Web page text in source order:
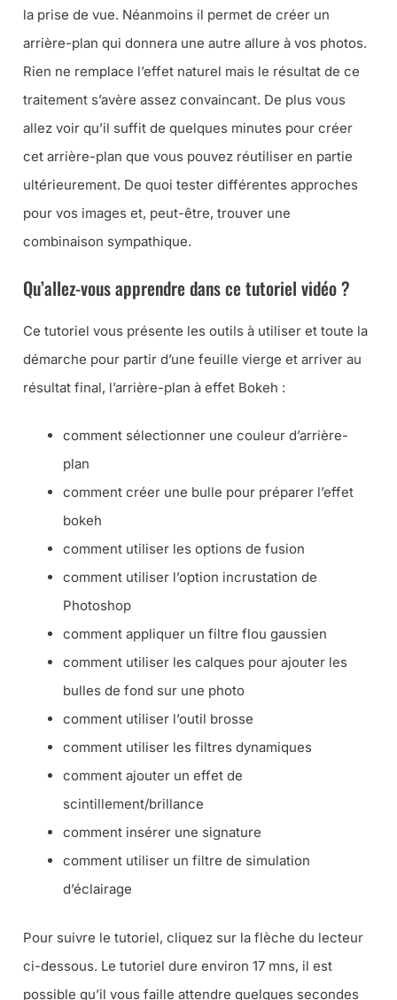
la prise de vue. Néanmoins il permet de créer un
arrière-plan qui donnera une autre allure à vos photos.
Rien ne remplace l’effet naturel mais le résultat de ce
traitement s’avère assez convaincant. De plus vous
allez voir qu’il suffit de quelques minutes pour créer
cet arrière-plan que vous pouvez réutiliser en partie
ultérieurement. De quoi tester différentes approches
pour vos images et, peut-être, trouver une
combinaison sympathique.
Qu’allez-vous apprendre dans ce tutoriel vidéo ?
Ce tutoriel vous présente les outils à utiliser et toute la
démarche pour partir d’une feuille vierge et arriver au
résultat final, l’arrière-plan à effet Bokeh :
comment sélectionner une couleur d’arrière-
plan
comment créer une bulle pour préparer l’effet
bokeh
comment utiliser les options de fusion
comment utiliser l’option incrustation de
Photoshop
comment appliquer un filtre flou gaussien
comment utiliser les calques pour ajouter les
bulles de fond sur une photo
comment utiliser l’outil brosse
comment utiliser les filtres dynamiques
comment ajouter un effet de
scintillement/brillance
comment insérer une signature
comment utiliser un filtre de simulation
d’éclairage
Pour suivre le tutoriel, cliquez sur la flèche du lecteur
ci-dessous. Le tutoriel dure environ 17 mns, il est
possible qu’il vous faille attendre quelques secondes